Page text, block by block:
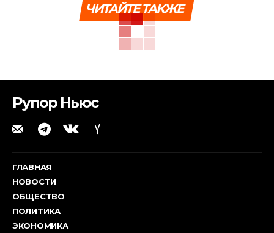
ЧИТАЙТЕ ТАКЖЕ
Рупор Ньюс
ГЛАВНАЯ
НОВОСТИ
ОБЩЕСТВО
ПОЛИТИКА
ЭКОНОМИКА